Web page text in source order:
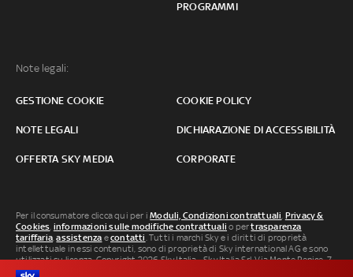
PROGRAMMI
Note legali:
GESTIONE COOKIE COOKIE POLICY
NOTE LEGALI DICHIARAZIONE DI ACCESSIBILITÀ
OFFERTA SKY MEDIA CORPORATE
Per il consumatore clicca qui per iModuli, Condizioni contrattuali, Privacy &
Cookies, informazioni sulle modifiche contrattuali o pertrasparenza
tariffaria,assistenza econtatti. Tutti i marchi Sky e i diritti di proprietà
intellettuale in essi contenuti, sono di proprietà di Sky international AG e sono
utilizzati su licenza. Copyright 2026 Sky Italia - Sky Italia Srl Via Monte Penice, 7 -
20138 Milano P.IVA 04619241005. SkyTG24: ISSN 3035-1537 e SkySport: ISSN